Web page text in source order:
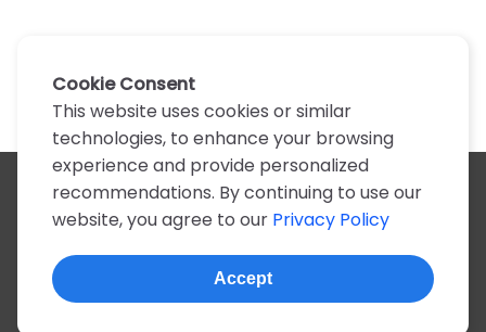
All artists
A
B C D E F G H I J K
N
O P Q R S T U V W X
Z
0-9
Cookie Consent
This website uses cookies or similar
technologies, to enhance your browsing
experience and provide personalized
recommendations. By continuing to use our
website, you agree to our Privacy Policy
Accept